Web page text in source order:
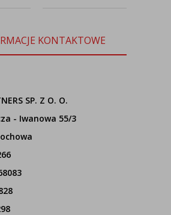
KONTAKTOWE
SP. Z O. O.
- Iwanowa 55/3